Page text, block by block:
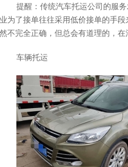
提醒：传统汽车托运公司的服
业为了接单往往采用低价接单的手
然不完全正确，但总会有道理的，
车辆托运